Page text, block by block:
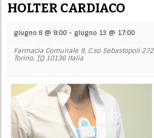
HOLTER CARDIACO
giugno 8 @ 8:00 - giugno 13 @ 17:00
Farmacia Comunale 9, C.so Sebastopoli 272
Torino, TO 10136 Italia